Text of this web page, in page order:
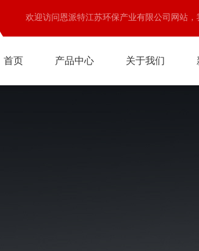
欢迎访问恩派特江苏环保产业有限公司网站
首页 产品中心 关于我们